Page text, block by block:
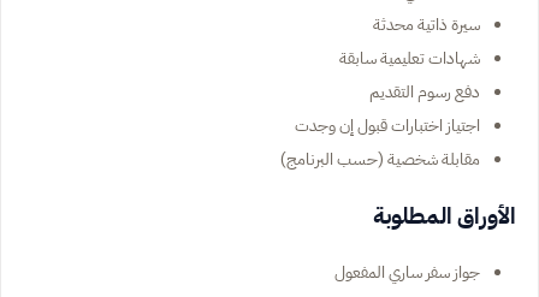
سيرة ذاتية محدثة
شهادات تعليمية سابقة
دفع رسوم التقديم
اجتياز اختبارات قبول إن وجدت
مقابلة شخصية (حسب البرنامج)
الأوراق المطلوبة
جواز سفر ساري المفعول